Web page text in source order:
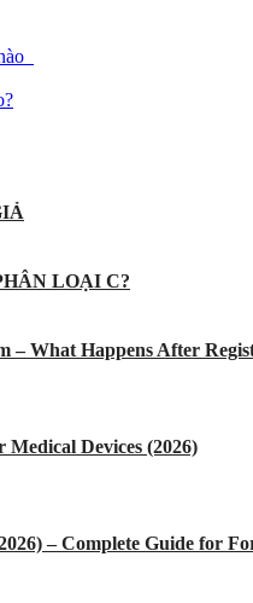
LOẠI C?
– What Happens After
Devices (2026)
– Complete Guide for